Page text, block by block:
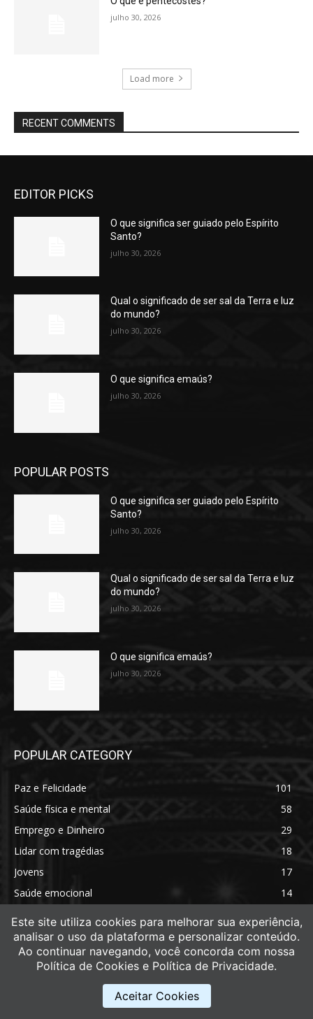
julho 30, 2026
Load more
RECENT COMMENTS
EDITOR PICKS
O que significa ser guiado pelo Espírito
Santo?
julho 30, 2026
Qual o significado de ser sal da Terra e luz
do mundo?
julho 30, 2026
O que significa emaús?
julho 30, 2026
POPULAR POSTS
O que significa ser guiado pelo Espírito
Santo?
julho 30, 2026
Qual o significado de ser sal da Terra e luz
do mundo?
julho 30, 2026
O que significa emaús?
julho 30, 2026
POPULAR CATEGORY
Paz e Felicidade
101
Saúde física e mental
58
Emprego e Dinheiro
29
Lidar com tragédias
18
Jovens
17
Saúde emocional
14
Este site utiliza cookies para melhorar sua experiência,
analisar o uso da plataforma e personalizar conteúdo.
Ao continuar navegando, você concorda com nossa
Política de Cookies e Política de Privacidade.
Aceitar Cookies